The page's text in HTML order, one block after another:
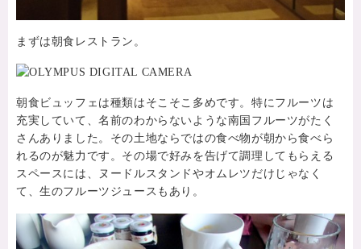
まずは朝食レストラン。
朝食ビュッフェは種類はそこそこ多めです。特にフルーツは
充実していて、名前のわからないような南国フルーツがたく
さんありました。その土地ならではの食べ物が朝から食べら
れるのが魅力です。その場で好みを告げて調理してもらえる
スペースには、ヌードルスタンドやオムレツだけじゃなく
て、生のフルーツジュースもあり。